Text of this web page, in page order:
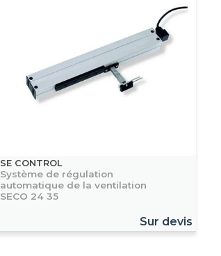
SE CONTROL
Système de régulation
automatique de la ventilation
SECO 24 35
Sur devis